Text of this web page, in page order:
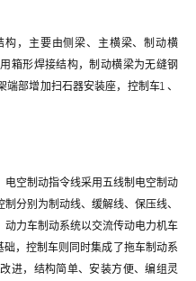
，主要由侧梁、主横梁、制动横
箱形焊接结构，制动横梁为无缝钢
部增加扫石器安装座，控制车1 、
空制动指令线采用五线制电空制动
分别为制动线、缓解线、保压线、
力车制动系统以交流传动电力机车
，控制车则同时集成了拖车制动系
进，结构简单、安装方便、编组灵